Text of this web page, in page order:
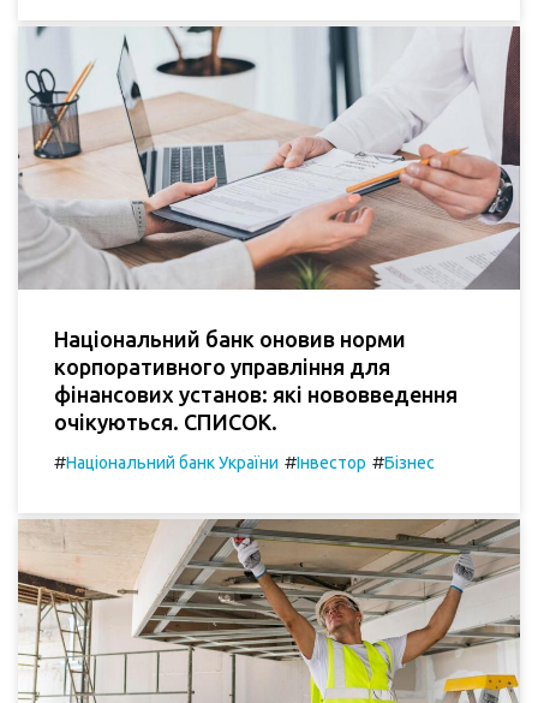
Національний банк оновив норми
корпоративного управління для
фінансових установ: які нововведення
очікуються. СПИСОК.
#Національний банк України #Інвестор #Бізнес